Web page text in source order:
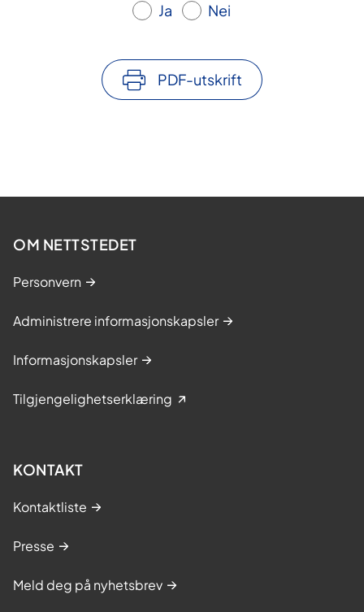
Ja Nei
PDF-utskrift
OM NETTSTEDET
Personvern
Administrere informasjonskapsler
Informasjonskapsler
Tilgjengelighetserklæring
KONTAKT
Kontaktliste
Presse
Meld deg på nyhetsbrev